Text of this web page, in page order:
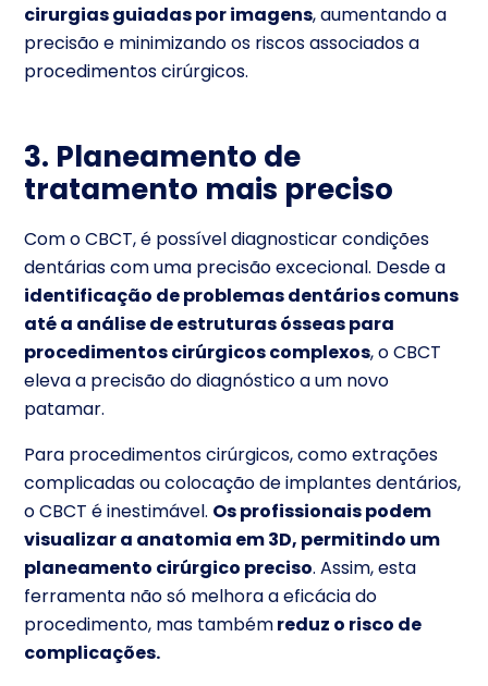
cirurgias guiadas por imagens, aumentando a
precisão e minimizando os riscos associados a
procedimentos cirúrgicos.
3. Planeamento de
tratamento mais preciso
Com o CBCT, é possível diagnosticar condições
dentárias com uma precisão excecional. Desde a
identificação de problemas dentários comuns
até a análise de estruturas ósseas para
procedimentos cirúrgicos complexos, o CBCT
eleva a precisão do diagnóstico a um novo
patamar.
Para procedimentos cirúrgicos, como extrações
complicadas ou colocação de implantes dentários,
o CBCT é inestimável. Os profissionais podem
visualizar a anatomia em 3D, permitindo um
planeamento cirúrgico preciso. Assim, esta
ferramenta não só melhora a eficácia do
procedimento, mas tambémreduz o risco de
complicações.